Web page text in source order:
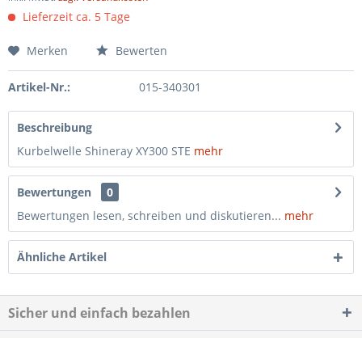
Lieferzeit ca. 5 Tage
Merken Bewerten
Artikel-Nr.: 015-340301
Beschreibung
Kurbelwelle Shineray XY300 STE mehr
Bewertungen
0
Bewertungen lesen, schreiben und diskutieren... mehr
Ähnliche Artikel
Sicher und einfach bezahlen